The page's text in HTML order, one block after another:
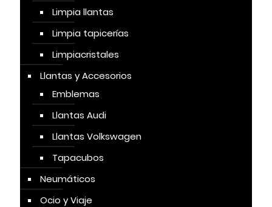
Limpia llantas
Limpia tapicerías
Limpiacristales
Llantas y Accesorios
Emblemas
Llantas Audi
Llantas Volkswagen
Tapacubos
Neumáticos
Ocio y Viaje